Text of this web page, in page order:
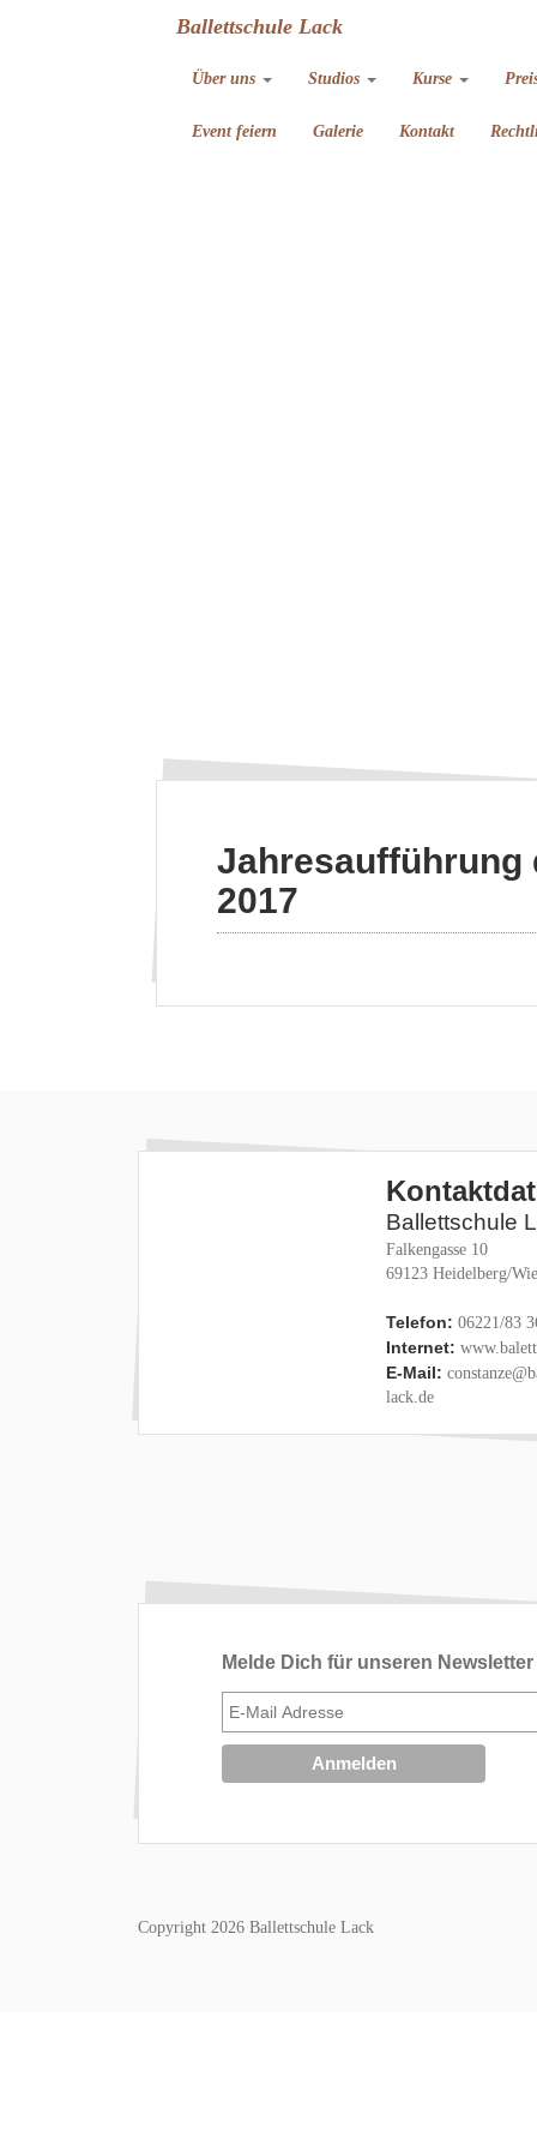
Ballettschule Lack
Über uns Studios Kurse
Event feiern Galerie Kontakt
Jahresaufführung
2017
Ballettschule
Falkengasse 10
69123 Heidelberg/
Telefon: 06221/83
Internet:
E-Mail:
lack.de
Melde Dich für unseren
Copyright 2026 Ballettschule Lack